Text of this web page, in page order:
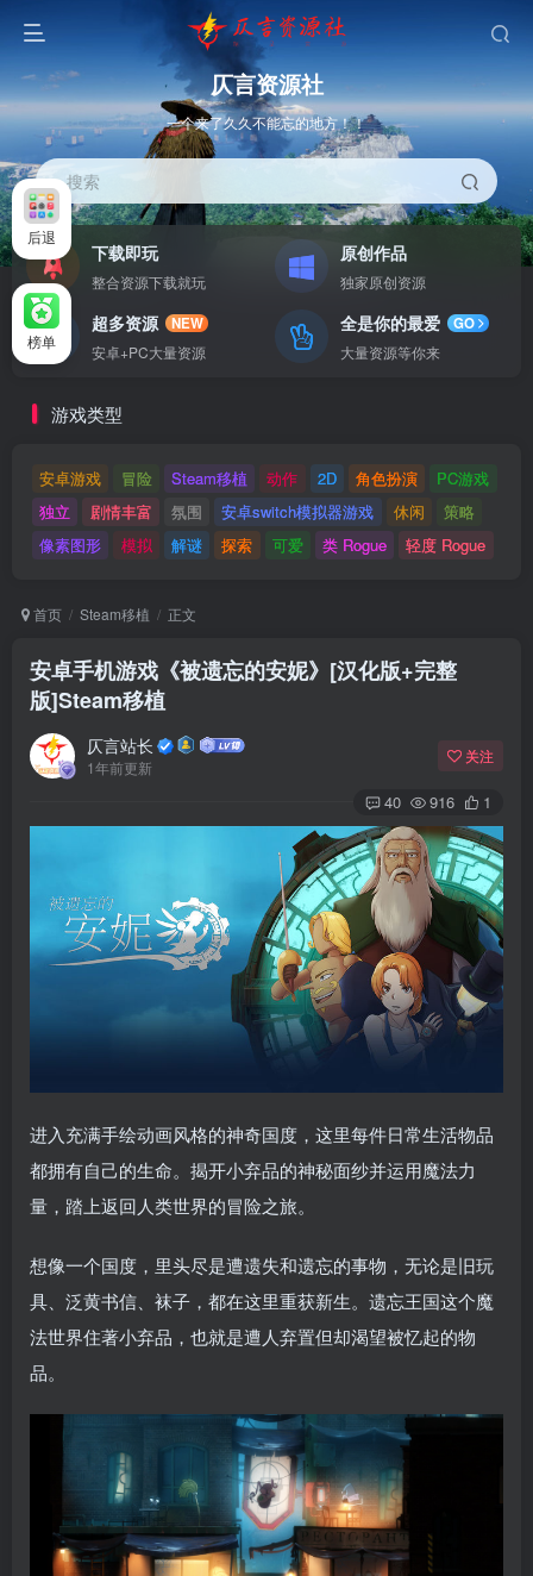
仄言资源社
一个来了久久不能忘的地方！！
搜索
下载即玩
整合资源下载就玩
原创作品
独家原创资源
超多资源
NEW
安卓+PC大量资源
全是你的最爱
GO
大量资源等你来
游戏类型
安卓游戏 冒险 Steam移植 动作 2D 角色扮演
PC游戏
独立
剧情丰富 氛围 安卓switch模拟器游戏 休闲
策略
像素图形
模拟 解谜 探索 可爱 类 Rogue 轻度 Rogue
首页 Steam移植 正文
安卓手机游戏《被遗忘的安妮》[汉化版+完整
版]Steam移植
仄言站长
1年前更新
关注
40 916 1
进入充满手绘动画风格的神奇国度，这里每件日常生活物品
都拥有自己的生命。揭开小弃品的神秘面纱并运用魔法力
量，踏上返回人类世界的冒险之旅。
想像一个国度，里头尽是遭遗失和遗忘的事物，无论是旧玩
具、泛黄书信、袜子，都在这里重获新生。遗忘王国这个魔
法世界住著小弃品，也就是遭人弃置但却渴望被忆起的物
品。
后退
榜单